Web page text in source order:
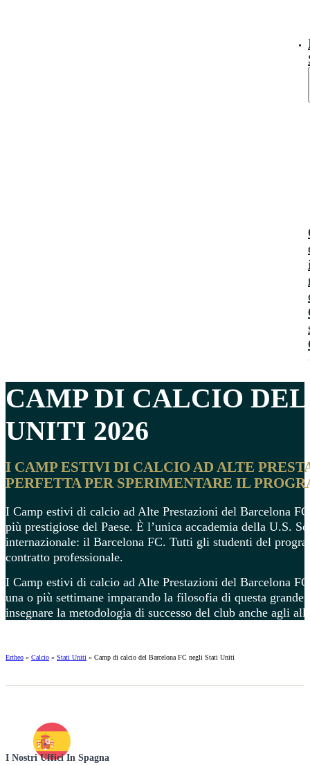
CAMP DI CALCIO
UNITI 2026
I CAMP ESTIVI DI CALCIO AD ALTE
PERFETTA PER SPERIMENTARE IL
I Camp estivi di calcio ad Alte Prestazioni del Barcelona
più prestigiose del Paese. È l’unica accademia della U.S.
internazionale: il Barcelona FC. Tutti gli studenti del
contratto professionale.
I Camp estivi di calcio ad Alte Prestazioni del Barcelona
una o più settimane imparando la filosofia di questa
insegnare la metodologia di successo del club anche agli
Ertheo » Calcio » Stati Uniti » Camp di calcio del Barcelona FC negli Stati Uniti
I Nostri Uffici In Spagna